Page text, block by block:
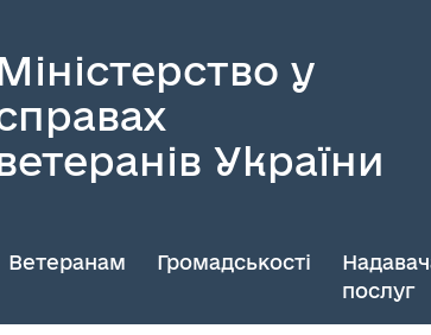
у
України
Ветеранам Громадськості
послуг